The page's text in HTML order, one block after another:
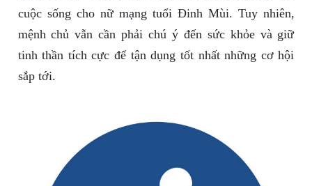
cuộc sống cho nữ mạng tuổi Đinh Mùi. Tuy nhiên,
mệnh chủ vẫn cần phải chú ý đến sức khỏe và giữ
tinh thần tích cực để tận dụng tốt nhất những cơ hội
sắp tới.